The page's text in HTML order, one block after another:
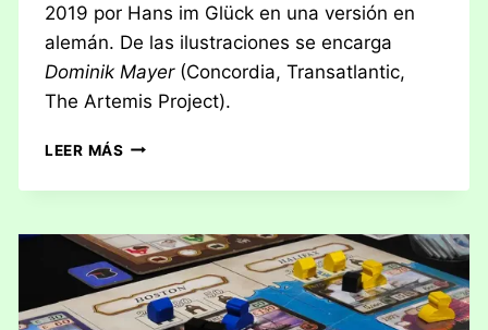
2019 por Hans im Glück en una versión en
alemán. De las ilustraciones se encarga
Dominik Mayer(Concordia, Transatlantic,
The Artemis Project).
LEER MÁS RESEÑA: